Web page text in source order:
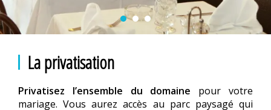
La privatisation
Privatisez l’ensemble du domaine pour votre
mariage. Vous aurez accès au parc paysagé qui